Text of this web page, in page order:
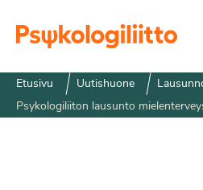
Etusivu Uutishuone
Psykologiliiton lausunto